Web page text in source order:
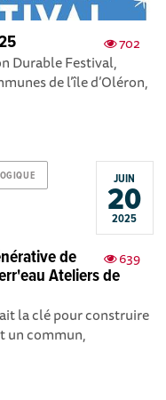
702
Durable Festival,
de l’île d’Oléron,
JUIN
20
2025
639
de
Ateliers de
la clé pour construire
un commun,